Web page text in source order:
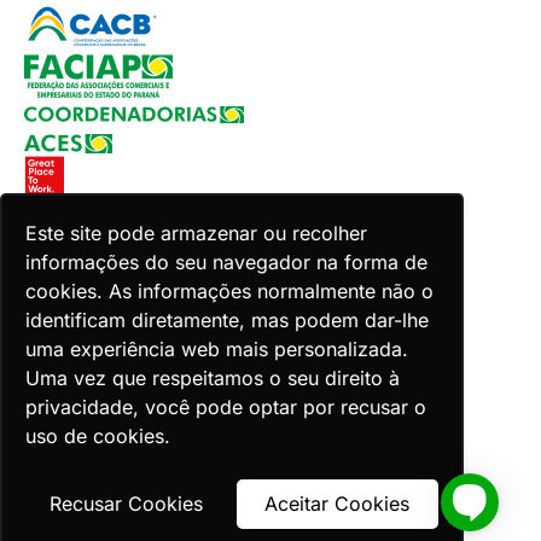
Este site pode armazenar ou recolher
informações do seu navegador na forma de
cookies. As informações normalmente não o
identificam diretamente, mas podem dar-lhe
uma experiência web mais personalizada.
Uma vez que respeitamos o seu direito à
privacidade, você pode optar por recusar o
uso de cookies.
Recusar Cookies Aceitar Cookies
Copyright 2026 Faciap. Todos os direitos reservados.
Desenvolvido por Zion ACES.